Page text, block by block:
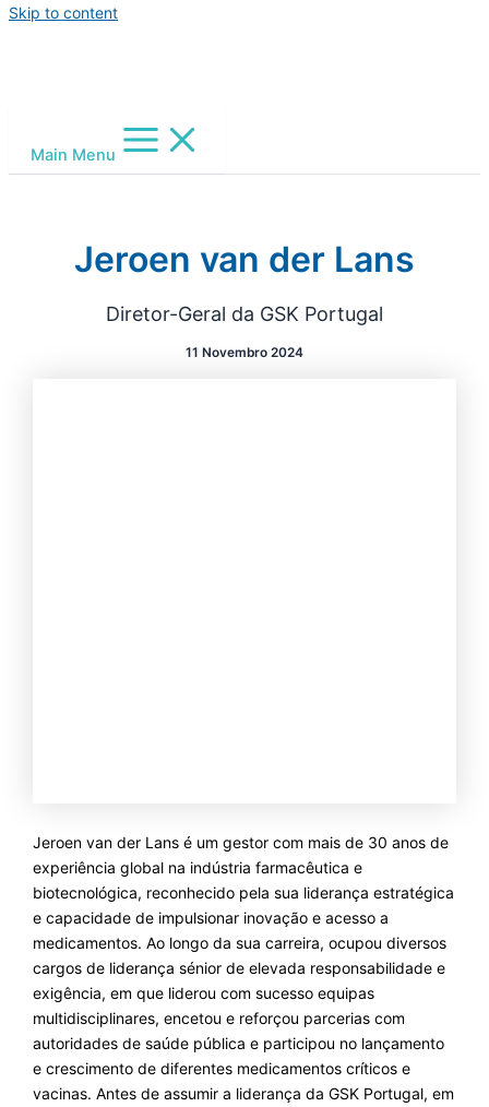
Skip to content
Main Menu
Jeroen van der Lans
Diretor-Geral da GSK Portugal
11 Novembro 2024
Jeroen van der Lans é um gestor com mais de 30 anos de
experiência global na indústria farmacêutica e
biotecnológica, reconhecido pela sua liderança estratégica
e capacidade de impulsionar inovação e acesso a
medicamentos. Ao longo da sua carreira, ocupou diversos
cargos de liderança sénior de elevada responsabilidade e
exigência, em que liderou com sucesso equipas
multidisciplinares, encetou e reforçou parcerias com
autoridades de saúde pública e participou no lançamento
e crescimento de diferentes medicamentos críticos e
vacinas. Antes de assumir a liderança da GSK Portugal, em